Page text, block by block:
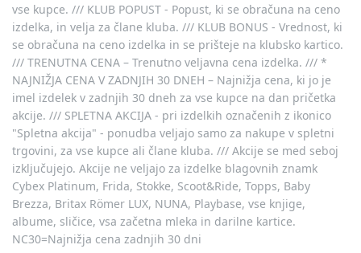
vse kupce. /// KLUB POPUST - Popust, ki se obračuna na ceno
izdelka, in velja za člane kluba. /// KLUB BONUS - Vrednost, ki
se obračuna na ceno izdelka in se prišteje na klubsko kartico.
/// TRENUTNA CENA – Trenutno veljavna cena izdelka. /// *
NAJNIŽJA CENA V ZADNJIH 30 DNEH – Najnižja cena, ki jo je
imel izdelek v zadnjih 30 dneh za vse kupce na dan pričetka
akcije. /// SPLETNA AKCIJA - pri izdelkih označenih z ikonico
"Spletna akcija" - ponudba veljajo samo za nakupe v spletni
trgovini, za vse kupce ali člane kluba. /// Akcije se med seboj
izključujejo. Akcije ne veljajo za izdelke blagovnih znamk
Cybex Platinum, Frida, Stokke, Scoot&Ride, Topps, Baby
Brezza, Britax Römer LUX, NUNA, Playbase, vse knjige,
albume, sličice, vsa začetna mleka in darilne kartice.
NC30=Najnižja cena zadnjih 30 dni